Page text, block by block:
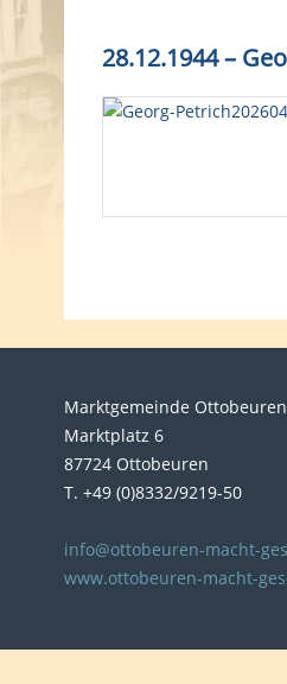
e
28.12.1944 –
Marktgemeinde Ottobeuren
Marktplatz 6
87724 Ottobeuren
T. +49 (0)8332/9219-50
info@ottobeuren-macht-
www.ottobeuren-macht-